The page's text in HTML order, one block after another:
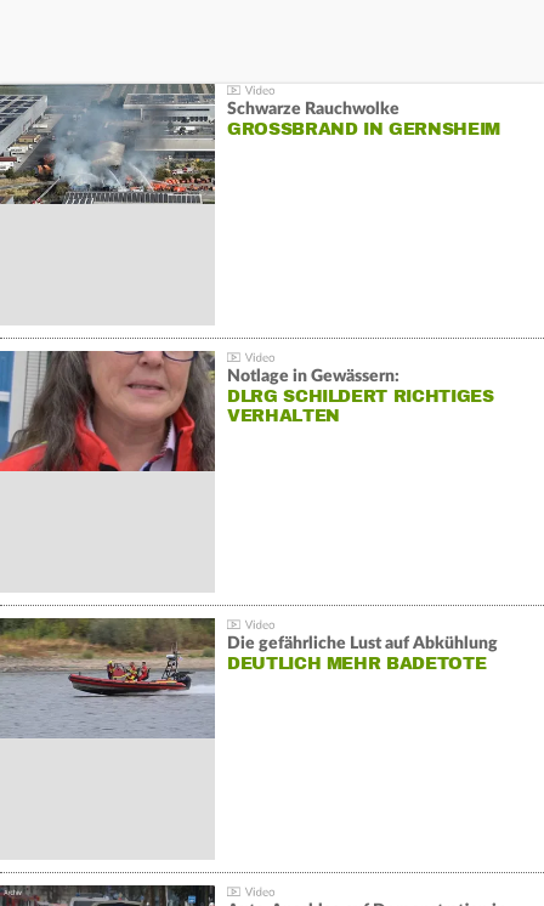
Schwarze Rauchwolke
GROSSBRAND IN GERNSHEIM
Notlage in Gewässern:
DLRG SCHILDERT RICHTIGES
VERHALTEN
Die gefährliche Lust auf Abkühlung
DEUTLICH MEHR BADETOTE